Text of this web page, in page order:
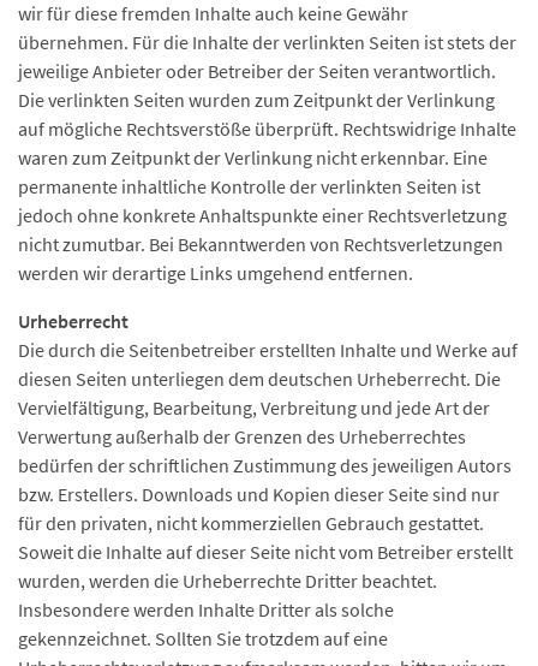
wir für diese fremden Inhalte auch keine Gewähr
übernehmen. Für die Inhalte der verlinkten Seiten ist stets der
jeweilige Anbieter oder Betreiber der Seiten verantwortlich.
Die verlinkten Seiten wurden zum Zeitpunkt der Verlinkung
auf mögliche Rechtsverstöße überprüft. Rechtswidrige Inhalte
waren zum Zeitpunkt der Verlinkung nicht erkennbar. Eine
permanente inhaltliche Kontrolle der verlinkten Seiten ist
jedoch ohne konkrete Anhaltspunkte einer Rechtsverletzung
nicht zumutbar. Bei Bekanntwerden von Rechtsverletzungen
werden wir derartige Links umgehend entfernen.
Urheberrecht
Die durch die Seitenbetreiber erstellten Inhalte und Werke auf
diesen Seiten unterliegen dem deutschen Urheberrecht. Die
Vervielfältigung, Bearbeitung, Verbreitung und jede Art der
Verwertung außerhalb der Grenzen des Urheberrechtes
bedürfen der schriftlichen Zustimmung des jeweiligen Autors
bzw. Erstellers. Downloads und Kopien dieser Seite sind nur
für den privaten, nicht kommerziellen Gebrauch gestattet.
Soweit die Inhalte auf dieser Seite nicht vom Betreiber erstellt
wurden, werden die Urheberrechte Dritter beachtet.
Insbesondere werden Inhalte Dritter als solche
gekennzeichnet. Sollten Sie trotzdem auf eine